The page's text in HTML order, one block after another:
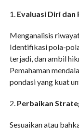
1. Evaluasi Diri dan
Menganalisis
Identifikasi pola-
terjadi, dan ambil
Pemahaman
pondasi yang kuat
2. Perbaikan
Sesuaikan atau